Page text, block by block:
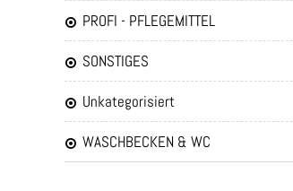
PROFI - PFLEGEMITTEL
SONSTIGES
Unkategorisiert
WASCHBECKEN & WC